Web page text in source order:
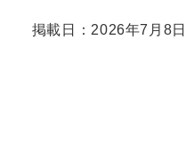
掲載日：2026年7月8日